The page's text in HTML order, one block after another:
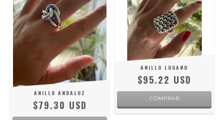
ANILLO ANDALUZ
$79.30 USD
ANILLO LUGANO
$95.22 USD
COMPRAR